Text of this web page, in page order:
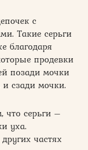
с
Такие серьги
благодаря
продевки
позади мочки
сзади мочки.
что серьги –
уха.
частях